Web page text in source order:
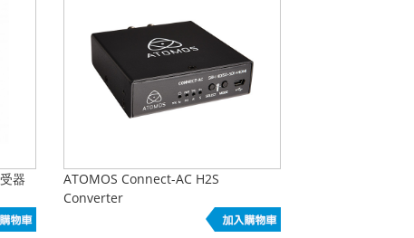
器
ATOMOS Connect-AC H2S
Converter